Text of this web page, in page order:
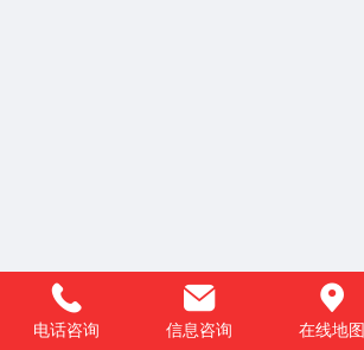
电话咨询 信息咨询 在线地图